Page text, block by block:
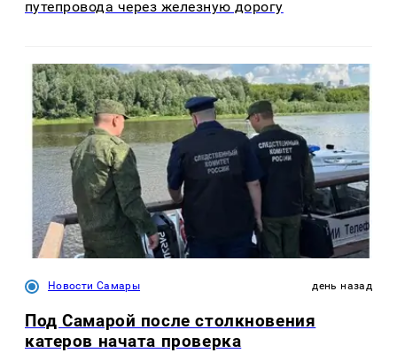
путепровода через железную дорогу
Новости Самары день назад
Под Самарой после столкновения
катеров начата проверка